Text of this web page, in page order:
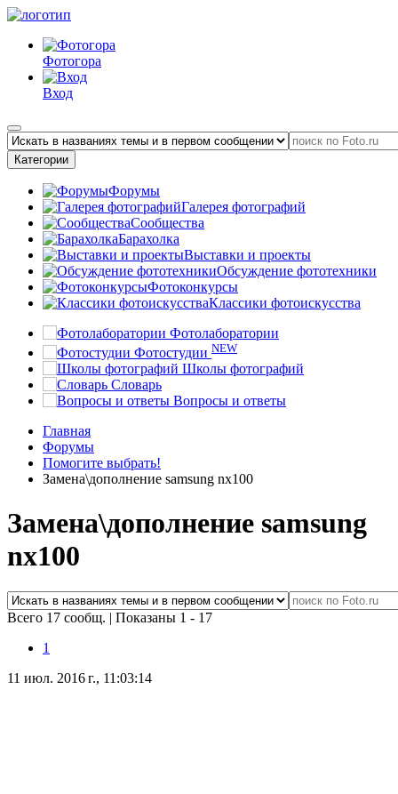
Фотогора
Вход
Категории
Форумы
Галерея фотографий
Сообщества
Барахолка
Выставки и проекты
Обсуждение фототехники
Фотоконкурсы
Классики фотоискусства
Фотолаборатории
Фотостудии NEW
Школы фотографий
Словарь
Вопросы и ответы
Главная
Форумы
Помогите выбрать!
Замена\дополнение samsung nx100
Замена\дополнение samsung
nx100
Всего 17 сообщ. | Показаны 1 - 17
1
11 июл. 2016 г., 11:03:14